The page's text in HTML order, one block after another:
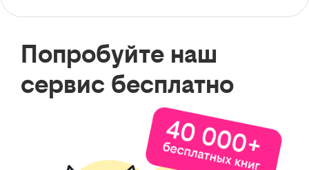
Попробуйте наш
сервис бесплатно